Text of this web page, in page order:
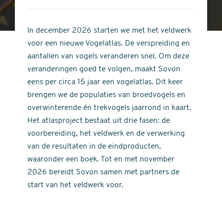
stars
of
stars
In december 2026 starten we met het veldwerk
voor een nieuwe Vogelatlas. De verspreiding en
aantallen van vogels veranderen snel. Om deze
veranderingen goed te volgen, maakt Sovon
eens per circa 15 jaar een vogelatlas. Dit keer
brengen we de populaties van broedvogels en
overwinterende én trekvogels jaarrond in kaart.
Het atlasproject bestaat uit drie fasen: de
voorbereiding, het veldwerk en de verwerking
van de resultaten in de eindproducten,
waaronder een boek. Tot en met november
2026 bereidt Sovon samen met partners de
start van het veldwerk voor.